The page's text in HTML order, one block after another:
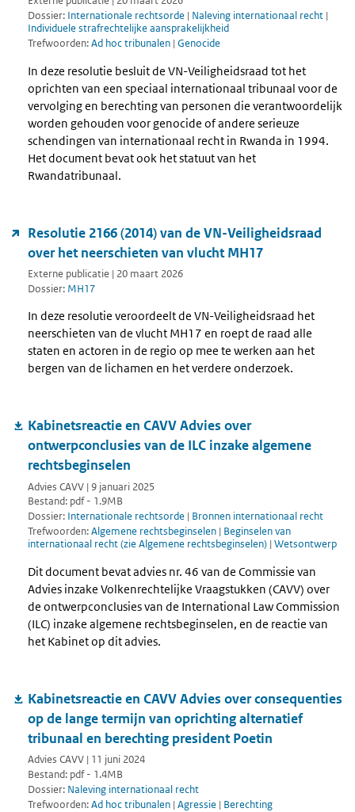
Dossier: Internationale rechtsorde | Naleving internationaal recht |
Individuele strafrechtelijke aansprakelijkheid
Trefwoorden:Ad hoc tribunalen | Genocide
In deze resolutie besluit de VN-Veiligheidsraad tot het
oprichten van een speciaal internationaal tribunaal voor de
vervolging en berechting van personen die verantwoordelijk
worden gehouden voor genocide of andere serieuze
schendingen van internationaal recht in Rwanda in 1994.
Het document bevat ook het statuut van het
Rwandatribunaal.
Resolutie 2166 (2014) van de VN-Veiligheidsraad
over het neerschieten van vlucht MH17
Externe publicatie | 20 maart 2026
Dossier: MH17
In deze resolutie veroordeelt de VN-Veiligheidsraad het
neerschieten van de vlucht MH17 en roept de raad alle
staten en actoren in de regio op mee te werken aan het
bergen van de lichamen en het verdere onderzoek.
Kabinetsreactie en CAVV Advies over
ontwerpconclusies van de ILC inzake algemene
rechtsbeginselen
Advies CAVV | 9 januari 2025
Bestand: pdf - 1.9MB
Dossier: Internationale rechtsorde | Bronnen internationaal recht
Trefwoorden:Algemene rechtsbeginselen | Beginselen van
internationaal recht (zie Algemene rechtsbeginselen) | Wetsontwerp
Dit document bevat advies nr. 46 van de Commissie van
Advies inzake Volkenrechtelijke Vraagstukken (CAVV) over
de ontwerpconclusies van de International Law Commission
(ILC) inzake algemene rechtsbeginselen, en de reactie van
het Kabinet op dit advies.
Kabinetsreactie en CAVV Advies over consequenties
op de lange termijn van oprichting alternatief
tribunaal en berechting president Poetin
Advies CAVV | 11 juni 2024
Bestand: pdf - 1.4MB
Dossier: Naleving internationaal recht
Trefwoorden:Ad hoc tribunalen | Agressie | Berechting